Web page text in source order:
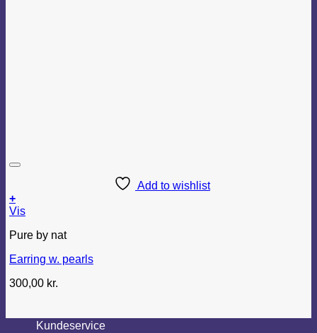
Add to wishlist
+
Vis
Pure by nat
Earring w. pearls
300,00 kr.
Kundeservice